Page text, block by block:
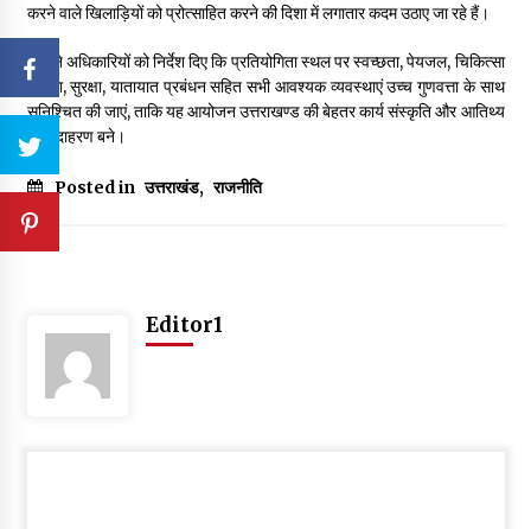
करने वाले खिलाड़ियों को प्रोत्साहित करने की दिशा में लगातार कदम उठाए जा रहे हैं।
उन्होंने अधिकारियों को निर्देश दिए कि प्रतियोगिता स्थल पर स्वच्छता, पेयजल, चिकित्सा
सुविधा, सुरक्षा, यातायात प्रबंधन सहित सभी आवश्यक व्यवस्थाएं उच्च गुणवत्ता के साथ
सुनिश्चित की जाएं, ताकि यह आयोजन उत्तराखण्ड की बेहतर कार्य संस्कृति और आतिथ्य
का उदाहरण बने।
Posted in उत्तराखंड, राजनीति
Editor1